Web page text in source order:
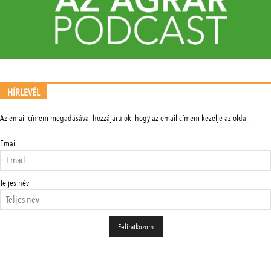
HÍRLEVÉL
Az email címem megadásával hozzájárulok, hogy az email címem kezelje az oldal.
Email
Teljes név